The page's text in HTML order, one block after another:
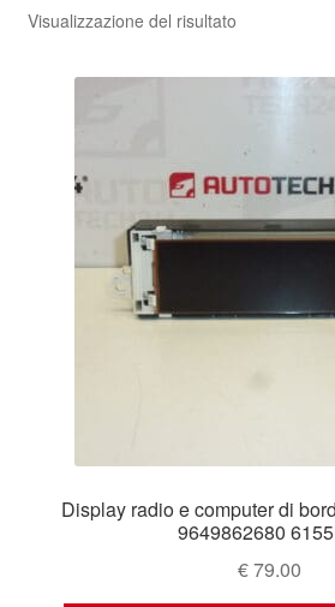
Visualizzazione del risultato
Display radio e computer di
9649862680
€79.00